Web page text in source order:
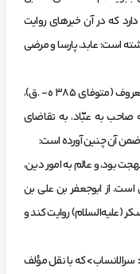
درباره‌ي‌ اين‌ بزرگوار به‌ نام‌ <اخبار عبدالعظيم>12 دارد كه‌ در آن‌ خبرهاي‌ روايت‌
است: عابد، پارسا و مرضي‌
2) صاحب، اسماعيل‌ بن‌ عبّاد، اديب‌ و دانشمند معروف‌ (متوفاي‌ 385 ه- .ق)،
صاحب‌ به‌ عبّاد، به‌ تقاضاي‌
آن‌ چنين‌ آورده‌ است:
بود، و عالم‌ به‌ امور دين،
ا‌ست. از ابوجعفر بن‌ علي‌ بن‌
(عليه‌السلام) روايت‌ كند و
كه با نقل مؤلف